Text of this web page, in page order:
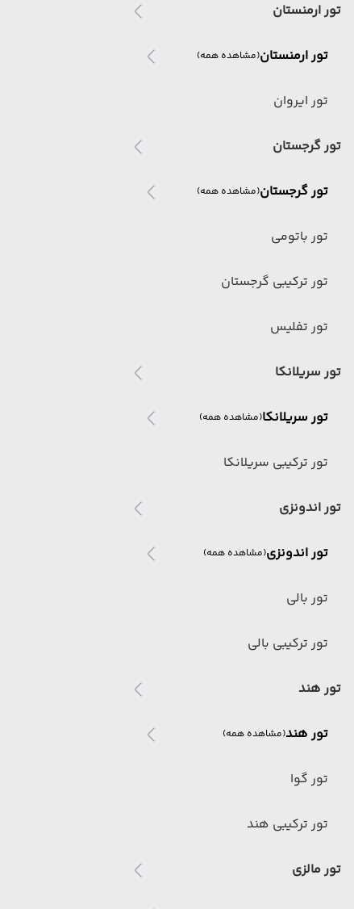
تور ارمنستان
تور ارمنستان(مشاهده همه)
تور ایروان
تور گرجستان
تور گرجستان(مشاهده همه)
تور باتومی
تور ترکیبی گرجستان
تور تفلیس
تور سریلانکا
تور سریلانکا(مشاهده همه)
تور ترکیبی سریلانکا
تور اندونزی
تور اندونزی(مشاهده همه)
تور بالی
تور ترکیبی بالی
تور هند
تور هند(مشاهده همه)
تور گوا
تور ترکیبی هند
تور مالزی